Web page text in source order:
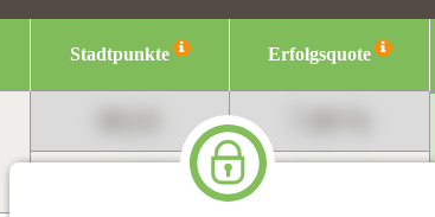
Stadtpunkte Erfolgsquote